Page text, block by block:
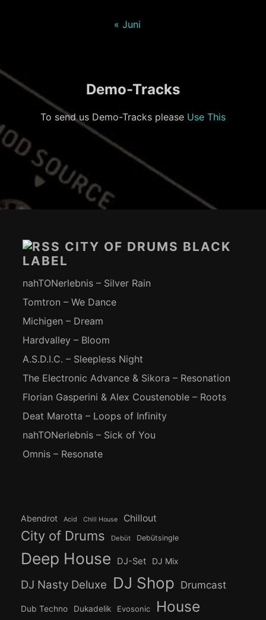
« Juni
Demo-Tracks
To send us Demo-Tracks please Use This
CITY OF DRUMS BLACK
LABEL
nahTONerlebnis – Silver Rain
Tomtron – We Dance
Michigen – Dream
Hardvalley – Bloom
A.S.D.I.C. – Sleepless Night
The Electronic Advance & Sikora – Resonation
Florian Gasperini & Alex Coustenoble – Roots
Deat Marotta – Loops of Infinity
nahTONerlebnis – Sick of You
Omnis – Resonate
Abendrot Acid Chill House Chillout
City of Drums Debüt Debütsingle
Deep House DJ-Set DJ Mix
DJ Nasty Deluxe DJ Shop Drumcast
Dub Techno Dukadelik Evosonic House